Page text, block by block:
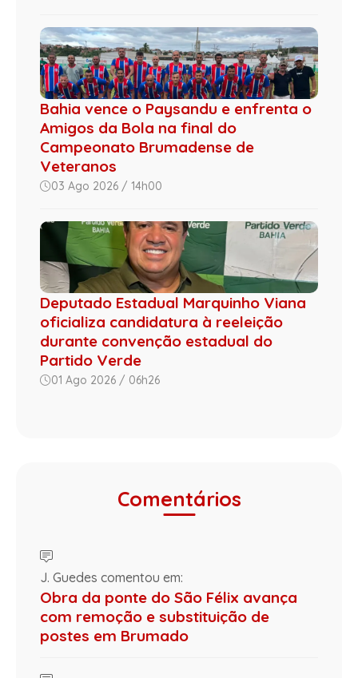
Bahia vence o Paysandu e enfrenta o
Amigos da Bola na final do
Campeonato Brumadense de
Veteranos
03 Ago 2026 / 14h00
Deputado Estadual Marquinho Viana
oficializa candidatura à reeleição
durante convenção estadual do
Partido Verde
01 Ago 2026 / 06h26
Comentários
J. Guedes comentou em:
Obra da ponte do São Félix avança
com remoção e substituição de
postes em Brumado